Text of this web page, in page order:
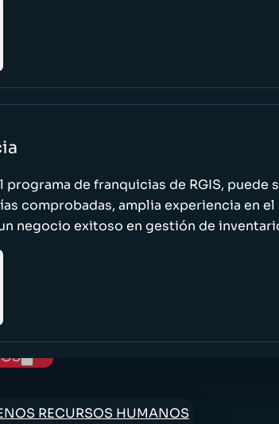
programa de franquicias de RGIS, puede
comprobadas, amplia experiencia en
negocio exitoso en gestión de
RECURSOS HUMANOS